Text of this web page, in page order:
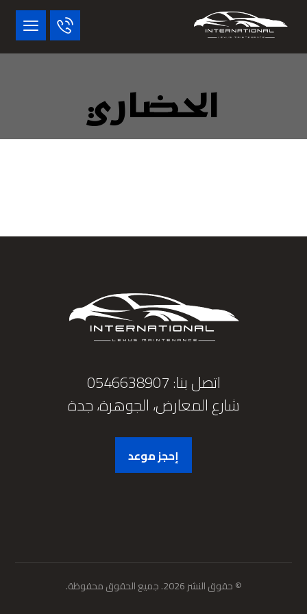
الحضاري
اتصل بنا: 0546638907
شارع المعارض، الجوهرة، جدة
إحجز موعد
© حقوق النشر 2026. جميع الحقوق محفوظة.